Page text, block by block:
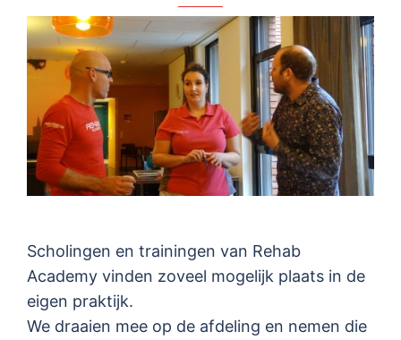
Scholingen en trainingen van Rehab
Academy vinden zoveel mogelijk plaats in de
eigen praktijk.
We draaien mee op de afdeling en nemen die